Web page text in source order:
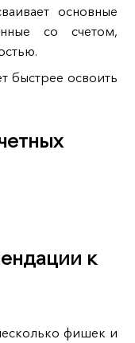
основные
со счетом,
быстрее освоить
к
фишек и